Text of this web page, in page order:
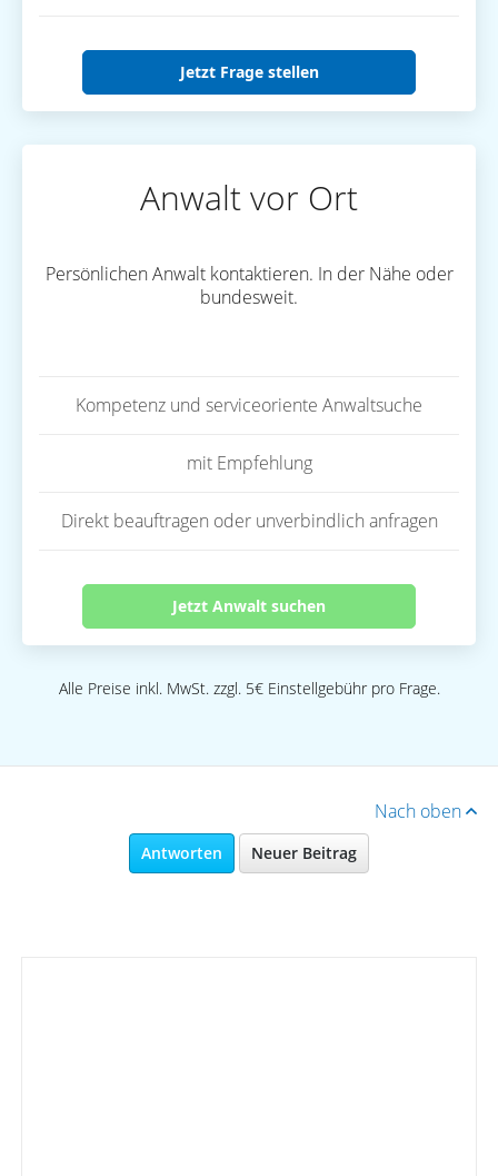
Jetzt Frage stellen
Anwalt vor Ort
Persönlichen Anwalt kontaktieren. In der Nähe oder
bundesweit.
Kompetenz und serviceoriente Anwaltsuche
mit Empfehlung
Direkt beauftragen oder unverbindlich anfragen
Jetzt Anwalt suchen
Alle Preise inkl. MwSt. zzgl. 5€ Einstellgebühr pro Frage.
Nach oben
Antworten Neuer Beitrag